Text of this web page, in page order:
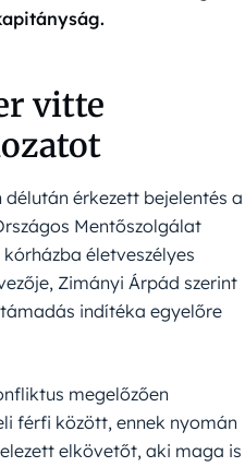
vitte
délután érkezett bejelentés a
Mentőszolgálat
életveszélyes
Zimányi Árpád szerint
indítéka egyelőre
megelőzően
férfi között, ennek nyomán
elkövetőt, aki maga is